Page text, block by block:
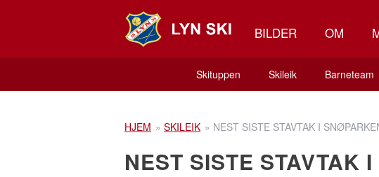
BILDER OM
Skituppen Skileik Barneteam
HJEM » SKILEIK » NEST SISTE STAVTAK I
NEST SISTE STAVTAK